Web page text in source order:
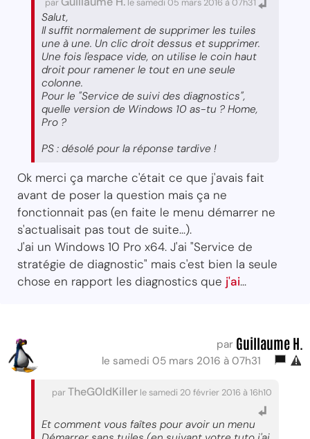
par le samedi 05 mars 2016 à 07h31
Salut,
Il suffit normalement de supprimer les tuiles
une à une. Un clic droit dessus et supprimer.
Une fois l'espace vide, on utilise le coin haut
droit pour ramener le tout en une seule
colonne.
Pour le "Service de suivi des diagnostics",
quelle version de Windows 10 as-tu ? Home,
Pro ?
PS : désolé pour la réponse tardive !
Ok merci ça marche c'était ce que j'avais fait
avant de poser la question mais ça ne
fonctionnait pas (en faite le menu démarrer ne
s'actualisait pas tout de suite...).
J'ai un Windows 10 Pro x64. J'ai "Service de
stratégie de diagnostic" mais c'est bien la seule
chose en rapport les diagnostics que j'ai...
par Guillaume H.
le samedi 05 mars 2016 à 07h31
parTheG0ldKiller le samedi 20 février 2016 à 16h10
Et comment vous faîtes pour avoir un menu